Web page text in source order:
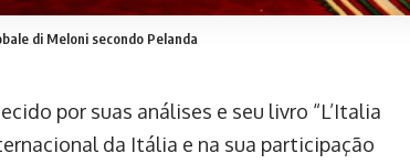
di Meloni secondo Pelanda
por suas análises e seu livro “L’Italia
da Itália e na sua participação